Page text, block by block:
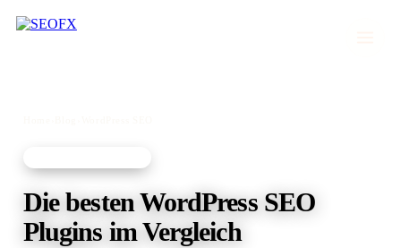
Die besten WordPress SEO
Plugins im Vergleich